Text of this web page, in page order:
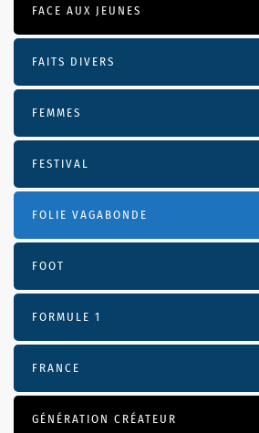
FACE AUX JEUNES
FAITS DIVERS
FEMMES
FESTIVAL
FOLIE VAGABONDE
FOOT
FORMULE 1
FRANCE
GÉNÉRATION CRÉATEUR